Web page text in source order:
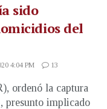
sido
del
4:04 PM 13
ordenó la captura
presunto implicado